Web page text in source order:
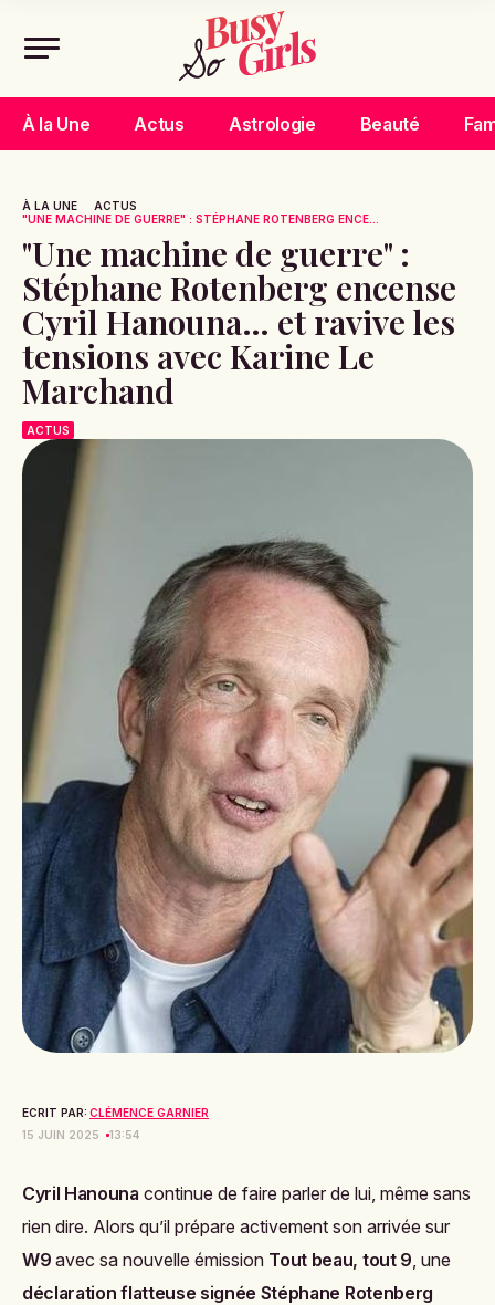
À la Une Actus Astrologie Beauté
À LA UNE
ACTUS
"UNE MACHINE DE GUERRE" : STÉPHANE ROTENBERG ENCE...
"Une machine de guerre" :
Stéphane Rotenberg encense
Cyril Hanouna… et ravive les
tensions avec Karine Le
Marchand
ACTUS
ECRIT PAR: CLÉMENCE GARNIER
15 JUIN 2025
13:54
Cyril Hanouna continue de faire parler de lui, même sans
rien dire. Alors qu’il prépare activement son arrivée sur
W9 avec sa nouvelle émission Tout beau, tout 9, une
déclaration flatteuse signée Stéphane Rotenberg